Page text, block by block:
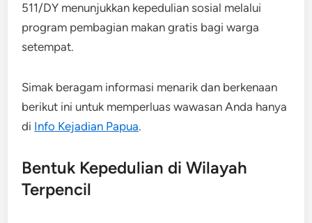
511/DY menunjukkan kepedulian sosial melalui
program pembagian makan gratis bagi warga
setempat.
Simak beragam informasi menarik dan berkenaan
berikut ini untuk memperluas wawasan Anda hanya
di Info Kejadian Papua.
Bentuk Kepedulian di Wilayah
Terpencil